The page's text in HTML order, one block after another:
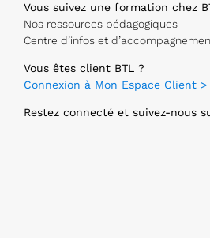
Vous suivez une formation chez
Nos ressources pédagogiques
Centre d’infos et
Vous êtes client BTL ?
Connexion à Mon Espace Client >
Restez connecté et suivez-nous